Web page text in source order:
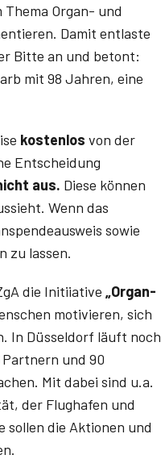
Organ- und
Damit entlaste
Bitte an und betont:
mit 98 Jahren, eine
kostenlos von der
Entscheidung
aus. Diese können
Wenn das
sowie
zu lassen.
die Initiiative „Organ-
motivieren, sich
In Düsseldorf läuft noch
Partnern und 90
Mit dabei sind u.a.
der Flughafen und
sollen die Aktionen und